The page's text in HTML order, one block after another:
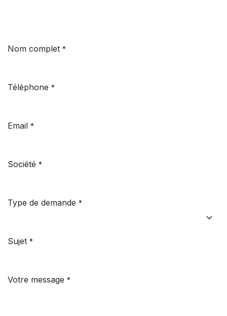
Nom complet *
Téléphone *
Email *
Société *
Type de demande *
Sujet *
Votre message *